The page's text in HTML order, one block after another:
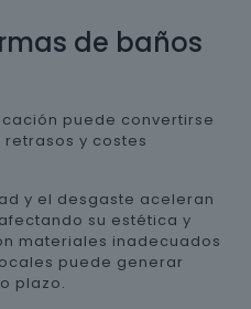
de baños
puede convertirse
y costes
y el desgaste aceleran
su estética y
materiales inadecuados
puede generar
plazo.